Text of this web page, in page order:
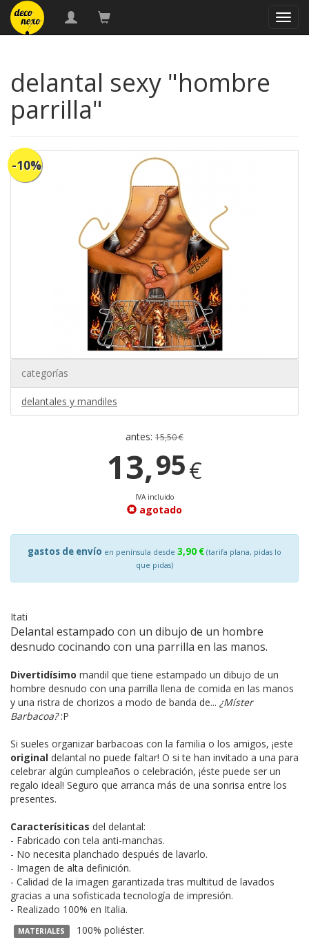
delantal sexy "hombre
parrilla"
-10%
categorías
delantales y mandiles
antes: 15,50 €
13,95€
IVA incluido
agotado
gastos de envío en península desde 3,90 € (tarifa plana, pidas lo
que pidas)
Itati
Delantal estampado con un dibujo de un hombre
desnudo cocinando con una parrilla en las manos.
Divertidísimo mandil que tiene estampado un dibujo de un
hombre desnudo con una parrilla llena de comida en las manos
y una ristra de chorizos a modo de banda de... ¿Míster
Barbacoa?:P
Si sueles organizar barbacoas con la familia o los amigos, ¡este
original delantal no puede faltar! O si te han invitado a una para
celebrar algún cumpleaños o celebración, ¡éste puede ser un
regalo ideal! Seguro que arranca más de una sonrisa entre los
presentes.
Caracterísiticas del delantal:
- Fabricado con tela anti-manchas.
- No necesita planchado después de lavarlo.
- Imagen de alta definición.
- Calidad de la imagen garantizada tras multitud de lavados
gracias a una sofisticada tecnología de impresión.
- Realizado 100% en Italia.
MATERIALES 100% poliéster.